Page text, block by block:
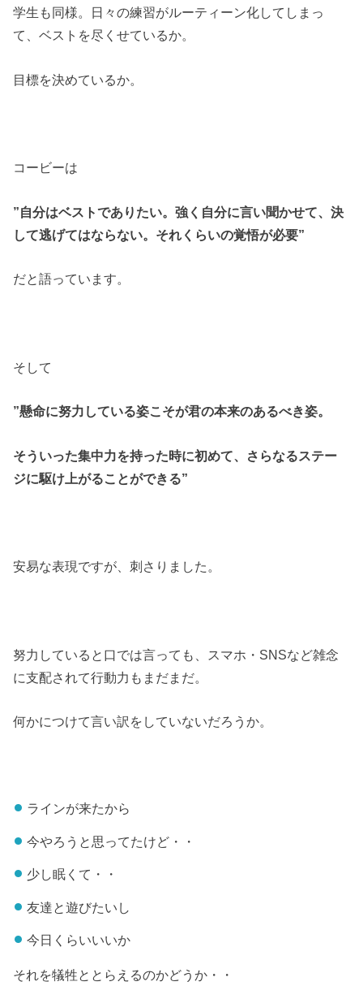
学生も同様。日々の練習がルーティーン化してしまっ
て、ベストを尽くせているか。
目標を決めているか。
コービーは
”自分はベストでありたい。強く自分に言い聞かせて、決
して逃げてはならない。それくらいの覚悟が必要”
だと語っています。
そして
”懸命に努力している姿こそが君の本来のあるべき姿。
そういった集中力を持った時に初めて、さらなるステー
ジに駆け上がることができる”
安易な表現ですが、刺さりました。
努力していると口では言っても、スマホ・SNSなど雑念
に支配されて行動力もまだまだ。
何かにつけて言い訳をしていないだろうか。
ラインが来たから
今やろうと思ってたけど・・
少し眠くて・・
友達と遊びたいし
今日くらいいいか
それを犠牲ととらえるのかどうか・・